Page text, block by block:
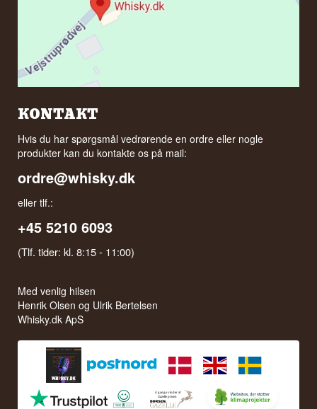
KONTAKT
Hvis du har spørgsmål vedrørende en ordre eller nogle
produkter kan du kontakte os på mail:
ordre@whisky.dk
eller tlf.:
+45 5210 6093
(Tlf. tider: kl. 8:15 - 11:00)
Med venlig hilsen
Henrik Olsen og Ulrik Bertelsen
Whisky.dk ApS